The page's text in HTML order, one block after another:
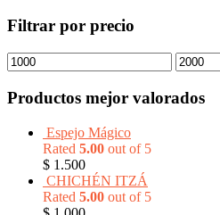
Filtrar por precio
Productos mejor valorados
Espejo Mágico
Rated 5.00 out of 5
$ 1.500
CHICHÉN ITZÁ
Rated 5.00 out of 5